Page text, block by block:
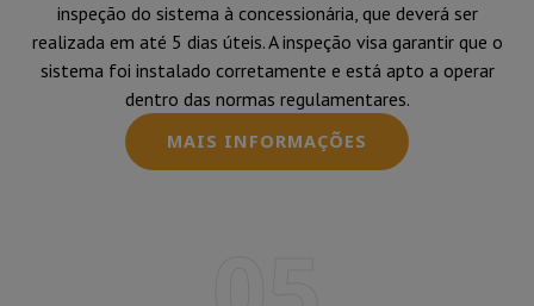
inspeção do sistema à concessionária, que deverá ser
realizada em até 5 dias úteis. A inspeção visa garantir que o
sistema foi instalado corretamente e está apto a operar
dentro das normas regulamentares.
MAIS INFORMAÇÕES